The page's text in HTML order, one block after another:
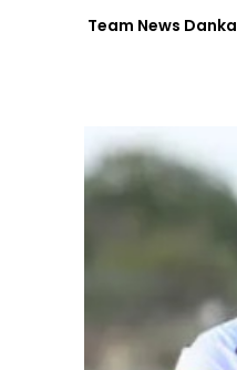
Team News Danka